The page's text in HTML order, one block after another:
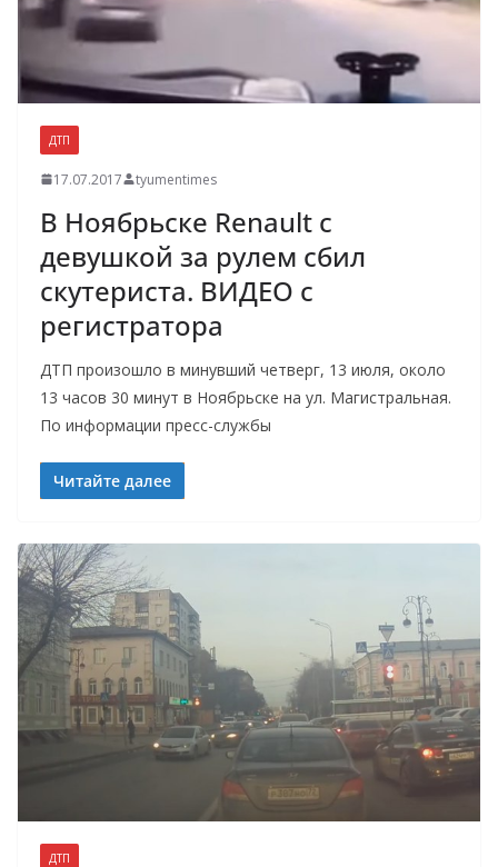
ДТП
17.07.2017 tyumentimes
В Ноябрьске Renault с
девушкой за рулем сбил
скутериста. ВИДЕО с
регистратора
ДТП произошло в минувший четверг, 13 июля, около
13 часов 30 минут в Ноябрьске на ул. Магистральная.
По информации пресс-службы
Читайте далее
ДТП